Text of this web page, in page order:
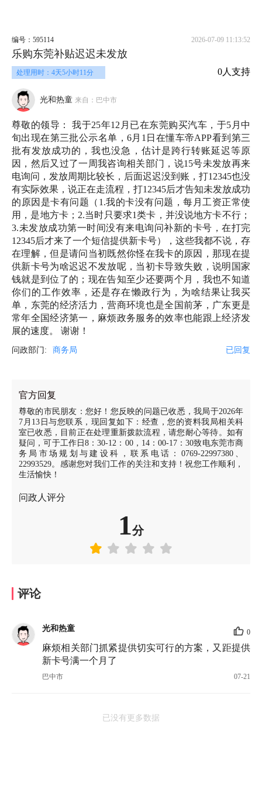
编号：595114 2026-07-09 11:13:52
乐购东莞补贴迟迟未发放
处理用时：4天5小时11分 0人支持
光和热童 来自：巴中市
尊敬的领导： 我于25年12月已在东莞购买汽车，于5月中
旬出现在第三批公示名单，6月1日在懂车帝APP看到第三
批有发放成功的，我也没急，估计是跨行转账延迟等原
因，然后又过了一周我咨询相关部门，说15号未发放再来
电询问，发放周期比较长，后面迟迟没到账，打12345也没
有实际效果，说正在走流程，打12345后才告知未发放成功
的原因是卡有问题（1.我的卡没有问题，每月工资正常使
用，是地方卡；2.当时只要求1类卡，并没说地方卡不行；
3.未发放成功第一时间没有来电询问补新的卡号，在打完
12345后才来了一个短信提供新卡号），这些我都不说，存
在理解，但是请问当初既然你怪在我卡的原因，那现在提
供新卡号为啥迟迟不发放呢，当初卡导致失败，说明国家
钱就是到位了的；现在告知至少还要两个月，我也不知道
你们的工作效率，还是存在懒政行为，为啥结果让我买
单，东莞的经济活力，营商环境也是全国前茅，广东更是
常年全国经济第一，麻烦政务服务的效率也能跟上经济发
展的速度。 谢谢！
问政部门: 商务局 已回复
官方回复
尊敬的市民朋友：您好！您反映的问题已收悉，我局于2026年
7月13日与您联系，现回复如下：经查，您的资料我局相关科
室已收悉，目前正在处理重新拨款流程，请您耐心等待。如有
疑问，可于工作日8：30-12：00，14：00-17：30致电东莞市商
务局市场规划与建设科，联系电话：0769-22997380、
22993529。感谢您对我们工作的关注和支持！祝您工作顺利，
生活愉快！
问政人评分
1分
评论
光和热童 0
麻烦相关部门抓紧提供切实可行的方案，又距提供
新卡号满一个月了
巴中市 07-21
已没有更多数据